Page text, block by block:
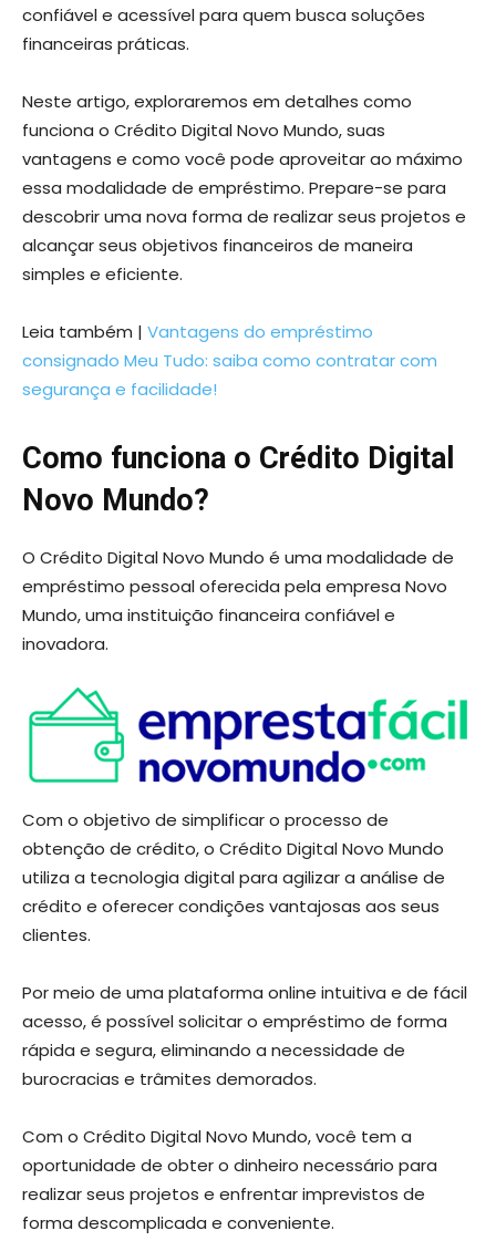
confiável e acessível para quem busca soluções
financeiras práticas.
Neste artigo, exploraremos em detalhes como
funciona o Crédito Digital Novo Mundo, suas
vantagens e como você pode aproveitar ao máximo
essa modalidade de empréstimo. Prepare-se para
descobrir uma nova forma de realizar seus projetos e
alcançar seus objetivos financeiros de maneira
simples e eficiente.
Leia também | Vantagens do empréstimo
consignado Meu Tudo: saiba como contratar com
segurança e facilidade!
Como funciona o Crédito Digital
Novo Mundo?
O Crédito Digital Novo Mundo é uma modalidade de
empréstimo pessoal oferecida pela empresa Novo
Mundo, uma instituição financeira confiável e
inovadora.
Com o objetivo de simplificar o processo de
obtenção de crédito, o Crédito Digital Novo Mundo
utiliza a tecnologia digital para agilizar a análise de
crédito e oferecer condições vantajosas aos seus
clientes.
Por meio de uma plataforma online intuitiva e de fácil
acesso, é possível solicitar o empréstimo de forma
rápida e segura, eliminando a necessidade de
burocracias e trâmites demorados.
Com o Crédito Digital Novo Mundo, você tem a
oportunidade de obter o dinheiro necessário para
realizar seus projetos e enfrentar imprevistos de
forma descomplicada e conveniente.